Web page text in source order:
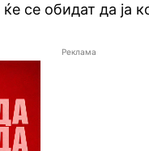
се обидат да ја
Реклама